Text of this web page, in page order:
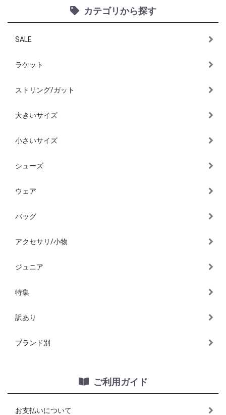
カテゴリから探す
SALE
ラケット
ストリング/ガット
大きいサイズ
小さいサイズ
シューズ
ウェア
バッグ
アクセサリ/小物
ジュニア
特集
訳あり
ブランド別
ご利用ガイド
お支払いについて